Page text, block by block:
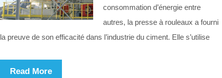
consommation d’énergie entre
autres, la presse à rouleaux a fourni
la preuve de son efficacité dans l’industrie du ciment. Elle s’utilise
Read More